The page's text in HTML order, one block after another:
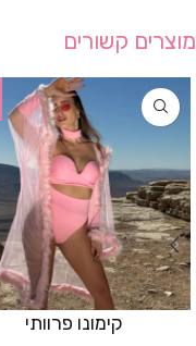
מוצרים קשורים
קימונו פרוותי